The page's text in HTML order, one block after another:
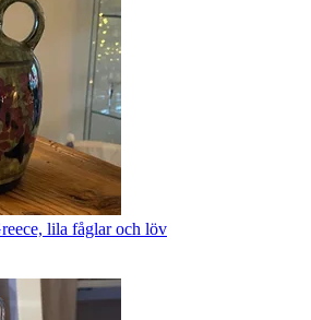
lila fåglar och löv